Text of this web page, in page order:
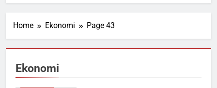
Home Ekonomi Page 43
Ekonomi